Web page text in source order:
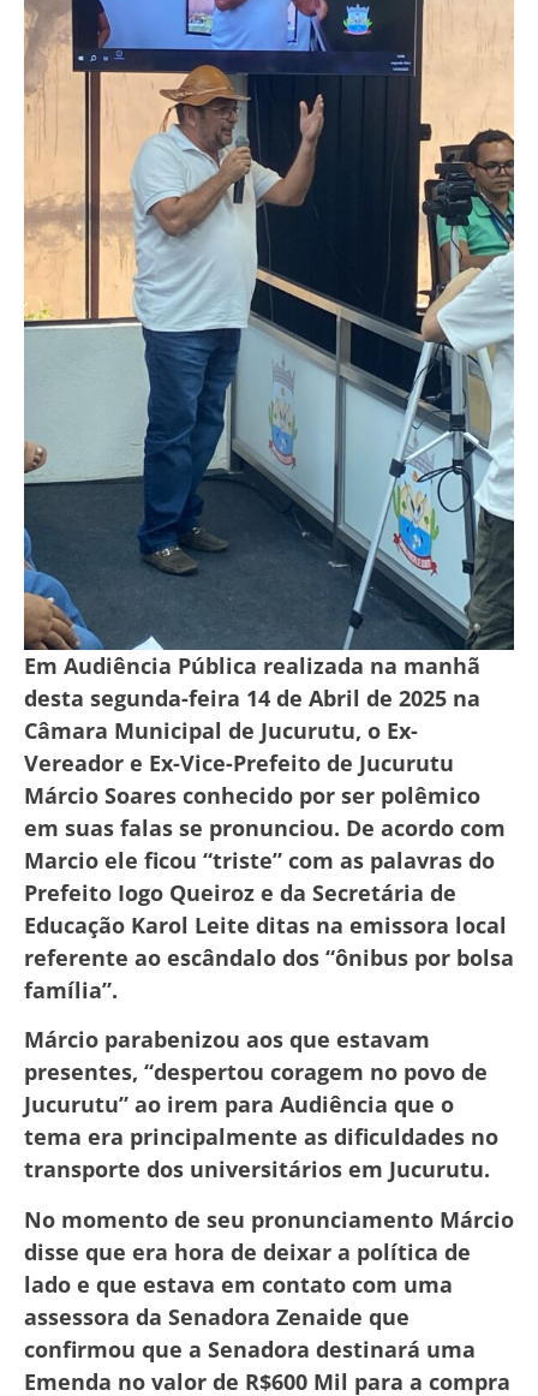
Em Audiência Pública realizada na manhã
desta segunda-feira 14 de Abril de 2025 na
Câmara Municipal de Jucurutu, o Ex-
Vereador e Ex-Vice-Prefeito de Jucurutu
Márcio Soares conhecido por ser polêmico
em suas falas se pronunciou. De acordo com
Marcio ele ficou “triste” com as palavras do
Prefeito Iogo Queiroz e da Secretária de
Educação Karol Leite ditas na emissora local
referente ao escândalo dos “ônibus por bolsa
família”.
Márcio parabenizou aos que estavam
presentes, “despertou coragem no povo de
Jucurutu” ao irem para Audiência que o
tema era principalmente as dificuldades no
transporte dos universitários em Jucurutu.
No momento de seu pronunciamento Márcio
disse que era hora de deixar a política de
lado e que estava em contato com uma
assessora da Senadora Zenaide que
confirmou que a Senadora destinará uma
Emenda no valor de R$600 Mil para a compra